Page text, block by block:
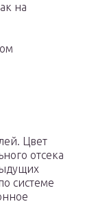
на
Цвет
отсека
системе